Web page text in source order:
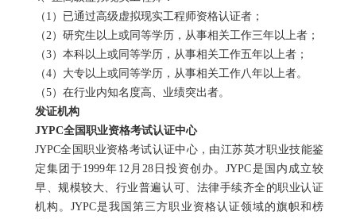
（ 1 ）已通过高级虚拟现实工程师资格认证者；
（2）研究生以上或同等学历，从事相关工作三年以上者；
（3）本科以上或同等学历，从事相关工作五年以上者；
（4）大专以上或同等学历，从事相关工作八年以上者。
（5）在行业内知名度高、业绩突出者。
发证机构
JYPC全国职业资格考试认证中心
JYPC全国职业资格考试认证中心，由江苏英才职业技能鉴
定集团于1999年 12月 28日投资创办。JYPC是国内成立较
早、规模较大、行业普遍认可、法律手续齐全的职业认证
机构。JYPC是我国第三方职业资格认证领域的旗帜和榜